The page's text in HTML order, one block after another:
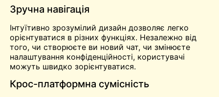
Зручна навігація
Інтуїтивно зрозумілий дизайн дозволяє легко
орієнтуватися в різних функціях. Незалежно від
того, чи створюєте ви новий чат, чи змінюєте
налаштування конфіденційності, користувачі
можуть швидко зорієнтуватися.
Крос-платформна сумісність